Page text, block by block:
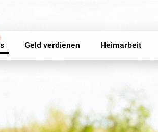
Geld verdienen Heimarbeit